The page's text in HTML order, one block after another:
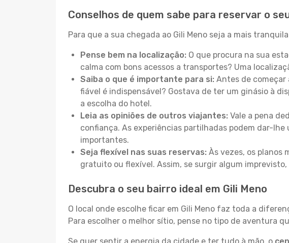
Conselhos de quem sabe para reservar o
Para que a sua chegada ao Gili Meno seja a mais
Pense bem na localização: O que procura na sua
calma com bons acessos a transportes? Uma
Saiba o que é importante para si: Antes de começar
fiável é indispensável? Gostava de ter um ginásio à
a escolha do hotel.
Leia as opiniões de outros viajantes: Vale a pena
confiança. As experiências partilhadas podem dar-
importantes.
Seja flexível nas suas reservas: Às vezes, os planos
gratuito ou flexível. Assim, se surgir algum
Descubra o seu bairro ideal em Gili Meno
O local onde escolhe ficar em Gili Meno faz toda a
Para escolher o melhor sítio, pense no tipo de aventura